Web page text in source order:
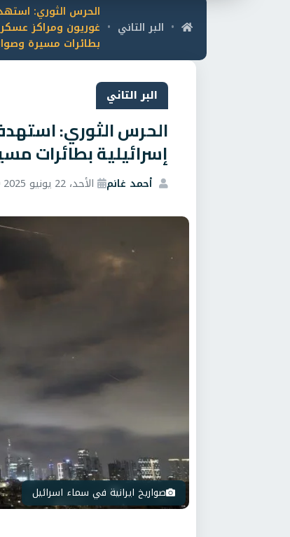
• البر التاني •
الحرس الثوري:
غوريون ومراكز
بطائرات مسيرة
البر التاني
الحرس الثوري:
إسرائيلية بطائرات
أحمد غانم الأحد، 22 يونيو 2025 5:00 م
صواريخ ايرانية في سماء اسرائيل